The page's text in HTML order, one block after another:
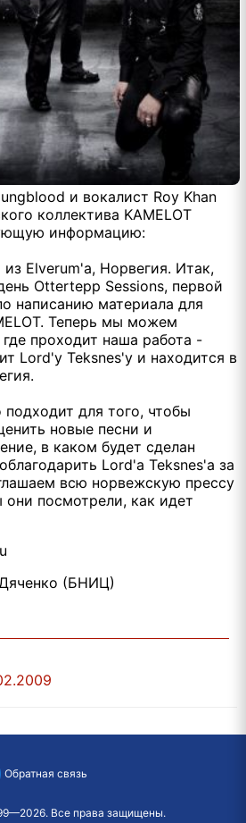
и вокалист Roy Khan
коллектива KAMELOT
информацию:
Elverum'a, Норвегия. Итак,
Ottertepp Sessions, первой
написанию материала для
Теперь мы можем
проходит наша работа -
Lord'y Teksnes'y и находится в
для того, чтобы
новые песни и
в каком будет сделан
Lord'a Teksnes'a за
всю норвежскую прессу
они посмотрели, как идет
(БНИЦ)
Обратная связь
Все права защищены.